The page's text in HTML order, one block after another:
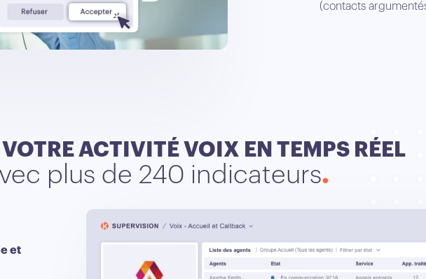
(contacts
ACTIVITÉ VOIX EN TEMPS RÉEL
plus de 240 indicateurs
et